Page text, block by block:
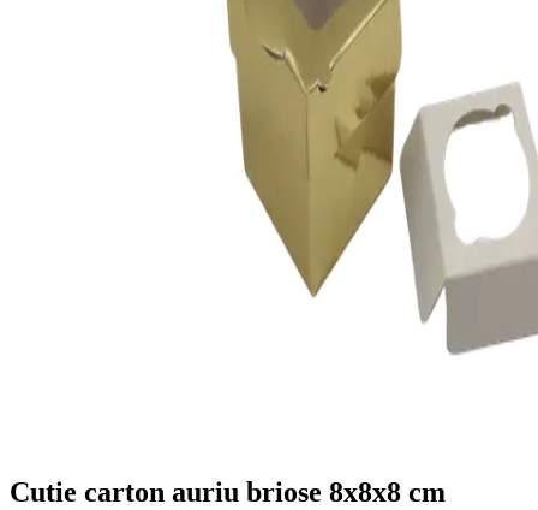
Cutie carton auriu briose 8x8x8 cm